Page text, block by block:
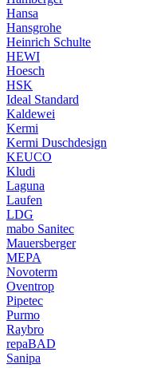
Hansa
Hansgrohe
Heinrich Schulte
HEWI
Hoesch
HSK
Ideal Standard
Kaldewei
Kermi
Kermi Duschdesign
KEUCO
Kludi
Laguna
Laufen
LDG
mabo Sanitec
Mauersberger
MEPA
Novoterm
Oventrop
Pipetec
Purmo
Raybro
repaBAD
Sanipa